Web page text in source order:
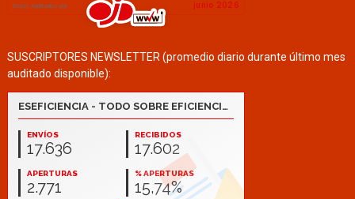
SUSCRIPTORES NEWSLETTER (promedio diario durante último mes
auditado disponible):